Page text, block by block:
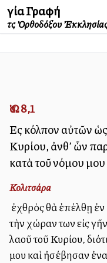
Ἁγία Γραφή
τῆς Ὀρθοδόξου
Ὡσ. 8,1
Εἰς κόλπον αὐτῶν
Κυρίου, ἀνθ’ ὧν
κατὰ τοῦ νόμου
Κολιτσάρα
Ὁ ἐχθρὸς θὰ ἐπέλθῃ
τὴν χώραν των εἰς
λαοῦ τοῦ Κυρίου,
μου καὶ ἠσέβησαν